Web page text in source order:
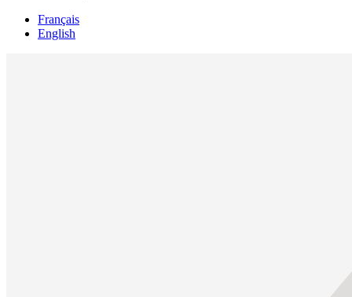
Français
English